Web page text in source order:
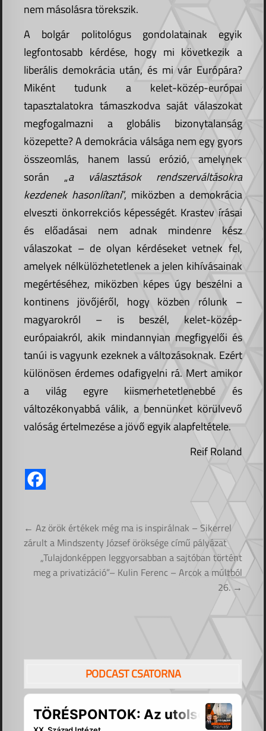
nem másolásra törekszik.
A bolgár politológus gondolatainak egyik
legfontosabb kérdése, hogy mi következik a
liberális demokrácia után, és mi vár Európára?
Miként tudunk a kelet-közép-európai
tapasztalatokra támaszkodva saját válaszokat
megfogalmazni a globális bizonytalanság
közepette? A demokrácia válsága nem egy gyors
összeomlás, hanem lassú erózió, amelynek
során „a választások rendszerváltásokra
kezdenek hasonlítani”, miközben a demokrácia
elveszti önkorrekciós képességét. Krastev írásai
és előadásai nem adnak mindenre kész
válaszokat – de olyan kérdéseket vetnek fel,
amelyek nélkülözhetetlenek a jelen kihívásainak
megértéséhez, miközben képes úgy beszélni a
kontinens jövőjéről, hogy közben rólunk –
magyarokról – is beszél, kelet-közép-
európaiakról, akik mindannyian megfigyelői és
tanúi is vagyunk ezeknek a változásoknak. Ezért
különösen érdemes odafigyelni rá. Mert amikor
a világ egyre kiismerhetetlenebbé és
változékonyabbá válik, a bennünket körülvevő
valóság értelmezése a jövő egyik alapfeltétele.
Reif Roland
Bejegyzés
navigáció
← Az örök értékek még ma is inspirálnak – Sikerrel
zárult a Mindszenty József öröksége című pályázat
„Tulajdonképpen leggyorsabban a sajtóban történt
meg a privatizáció”– Kulin Ferenc – Arcok a múltból
26. →
PODCAST CSATORNA